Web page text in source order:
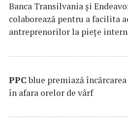
Banca Transilvania şi
colaborează pentru a facilita
antreprenorilor la pieţe
PPCblue premiază
în afara orelor de vârf